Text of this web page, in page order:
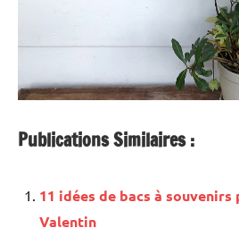
Publications Similaires :
11 idées de bacs à souvenirs
Valentin